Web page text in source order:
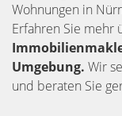
Wohnungen in
Erfahren Sie mehr
Umgebung. Wir
und beraten Sie